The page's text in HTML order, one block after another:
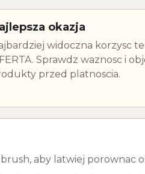
okazja
widoczna korzysc
Sprawdz waznosc i
przed platnoscia.
aby latwiej porownac